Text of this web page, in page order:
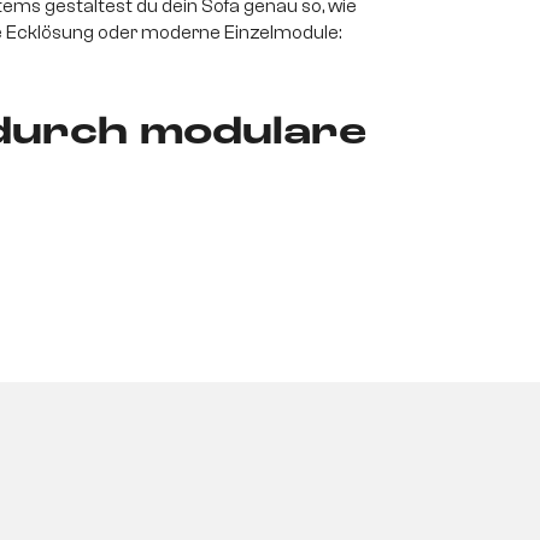
gestaltest du dein Sofa genau so, wie
oder moderne Einzelmodule:
modulare
einzeln geliefert und lässt sich im
Polsterung